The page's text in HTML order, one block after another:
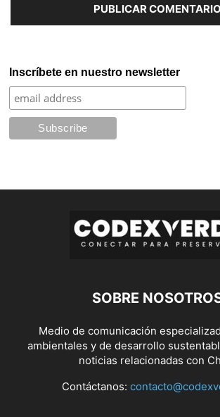
Inscríbete en nuestro newsletter
SOBRE
Medio de comunicación
ambientales y de desarrollo
noticias relacionadas con
Contáctanos: